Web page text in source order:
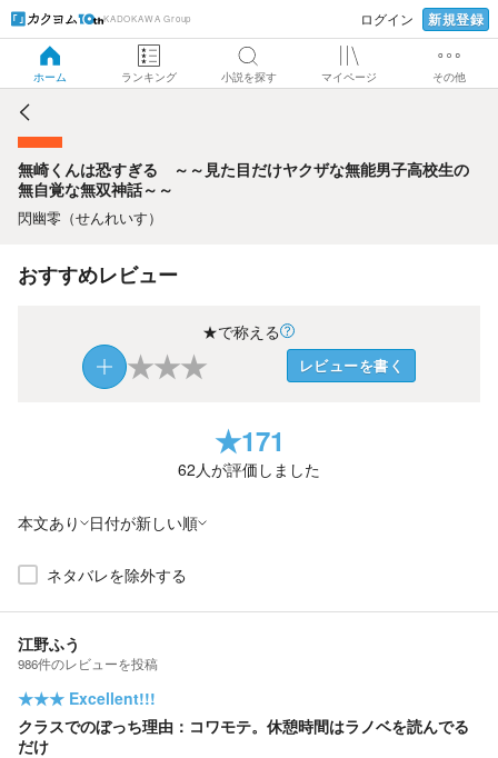
KADOKAWA Group ログイン 新規登録
ホーム ランキング 小説を探す マイページ その他
無崎くんは恐すぎる ～～見た目だけヤクザな無能男子高校
生の無自覚な無双神話～～
無崎くんは恐すぎる ～～見た目だけヤクザな無能男子高校生の
無自覚な無双神話～～
閃幽零（せんれいす）
おすすめレビュー
★で称える
★★★ レビューを書く
★171
62人が評価しました
本文あり 日付が新しい順
ネタバレを除外する
江野ふう
986件のレビューを投稿
★★★ Excellent!!!
クラスでのぼっち理由：コワモテ。休憩時間はラノベを読んでる
だけ